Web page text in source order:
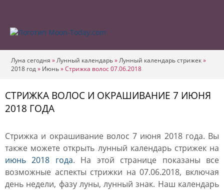
Луна сегодня »Лунный календарь»Лунный календарь стрижек»
2018 год» Июнь»Стрижка волос 07.06.2018
СТРИЖКА ВОЛОС И ОКРАШИВАНИЕ 7 ИЮНЯ
2018 ГОДА
Стрижка и окрашивание волос 7 июня 2018 года. Вы
также можете открыть лунный календарь стрижек на
июнь 2018 года. На этой странице показаны все
возможные аспекты стрижки на 07.06.2018, включая
день недели, фазу луны, лунный знак. Наш календарь